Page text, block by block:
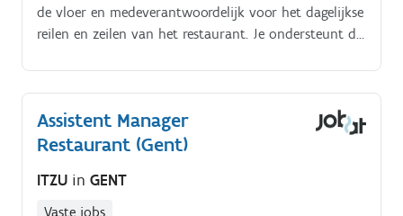
de vloer en medeverantwoordelijk voor het dagelijkse
reilen en zeilen van het restaurant. Je ondersteunt de
bewaakt de servicekwaliteit en zorgt dat elke service
soepel verloopt — van ontbijt tot diner.
Assistent Manager
Restaurant (Gent)
ITZU in GENT
Vaste jobs